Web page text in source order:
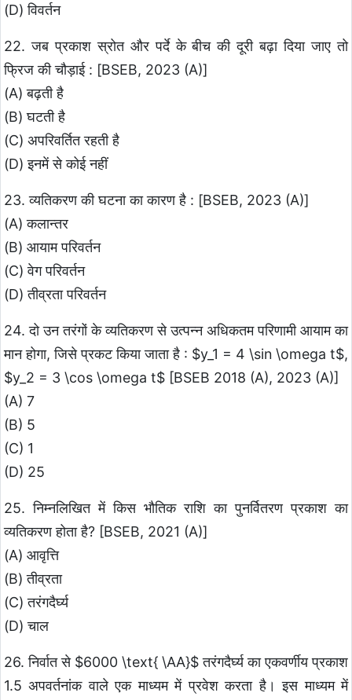
(D) विवर्तन
22. जब प्रकाश स्रोत और पर्दे के बीच की दूरी बढ़ा दिया जाए तो
फ्रिज की चौड़ाई : [BSEB, 2023 (A)]
(A) बढ़ती है
(B) घटती है
(C) अपरिवर्तित रहती है
(D) इनमें से कोई नहीं
23. व्यतिकरण की घटना का कारण है : [BSEB, 2023 (A)]
(A) कलान्तर
(B) आयाम परिवर्तन
(C) वेग परिवर्तन
(D) तीव्रता परिवर्तन
24. दो उन तरंगों के व्यतिकरण से उत्पन्न अधिकतम परिणामी आयाम का
मान होगा, जिसे प्रकट किया जाता है : $y_1 = 4 \sin \omega t$,
$y_2 = 3 \cos \omega t$ [BSEB 2018 (A), 2023 (A)]
(A) 7
(B) 5
(C) 1
(D) 25
25. निम्नलिखित में किस भौतिक राशि का पुनर्वितरण प्रकाश का
व्यतिकरण होता है? [BSEB, 2021 (A)]
(A) आवृत्ति
(B) तीव्रता
(C) तरंगदैर्घ्य
(D) चाल
26. निर्वात से $6000 \text{ \AA}$ तरंगदैर्घ्य का एकवर्णीय प्रकाश
1.5 अपवर्तनांक वाले एक माध्यम में प्रवेश करता है। इस माध्यम में